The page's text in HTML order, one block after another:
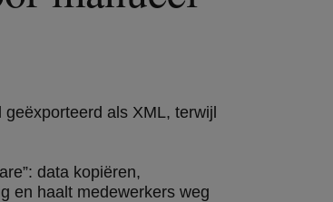
als XML, terwijl
data kopiëren,
en haalt medewerkers weg